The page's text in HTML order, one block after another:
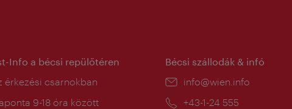
Info a bécsi repülőtéren
érkezési csarnokban
9-18 óra között
Bécsi szállodák & infó
E-
info@wien.info
Telefon:
+43-1-24 555